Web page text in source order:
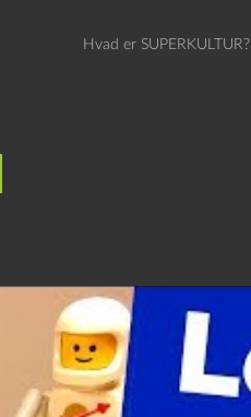
Hvad er SUPERKULTUR?